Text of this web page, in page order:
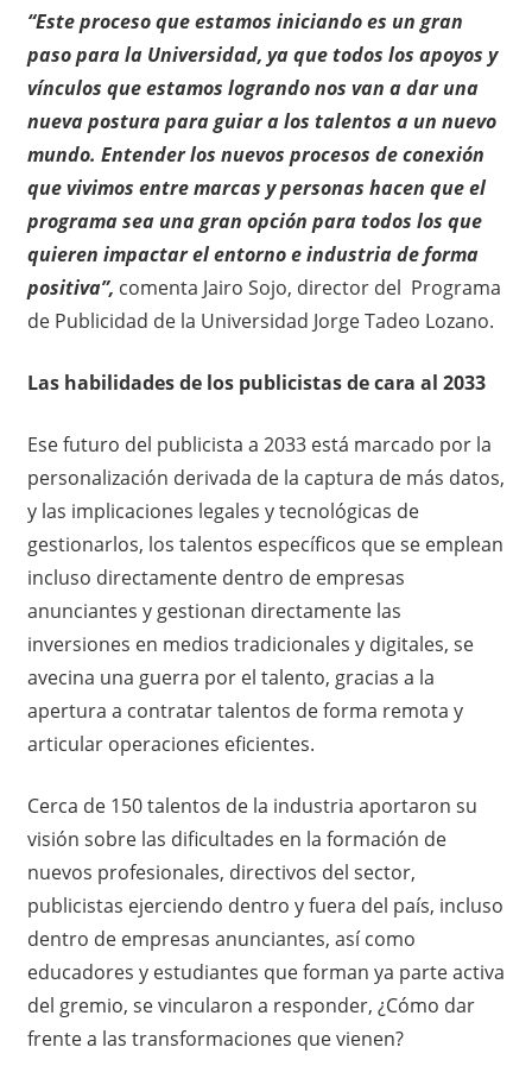
“Este proceso que estamos iniciando es un gran
paso para la Universidad, ya que todos los apoyos y
vínculos que estamos logrando nos van a dar una
nueva postura para guiar a los talentos a un nuevo
mundo. Entender los nuevos procesos de conexión
que vivimos entre marcas y personas hacen que el
programa sea una gran opción para todos los que
quieren impactar el entorno e industria de forma
positiva”, comenta Jairo Sojo, director del Programa
de Publicidad de la Universidad Jorge Tadeo Lozano.
Las habilidades de los publicistas de cara al 2033
Ese futuro del publicista a 2033 está marcado por la
personalización derivada de la captura de más datos,
y las implicaciones legales y tecnológicas de
gestionarlos, los talentos específicos que se emplean
incluso directamente dentro de empresas
anunciantes y gestionan directamente las
inversiones en medios tradicionales y digitales, se
avecina una guerra por el talento, gracias a la
apertura a contratar talentos de forma remota y
articular operaciones eficientes.
Cerca de 150 talentos de la industria aportaron su
visión sobre las dificultades en la formación de
nuevos profesionales, directivos del sector,
publicistas ejerciendo dentro y fuera del país, incluso
dentro de empresas anunciantes, así como
educadores y estudiantes que forman ya parte activa
del gremio, se vincularon a responder, ¿Cómo dar
frente a las transformaciones que vienen?